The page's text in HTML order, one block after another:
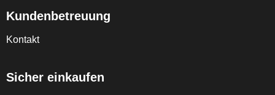
Kundenbetreuung
Kontakt
Sicher einkaufen